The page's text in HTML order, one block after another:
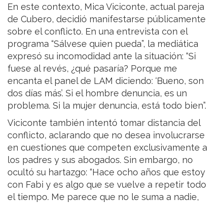
En este contexto, Mica Viciconte, actual pareja
de Cubero, decidió manifestarse públicamente
sobre el conflicto. En una entrevista con el
programa “Sálvese quien pueda”, la mediática
expresó su incomodidad ante la situación: “Si
fuese al revés, ¿qué pasaría? Porque me
encanta el panel de LAM diciendo: ‘Bueno, son
dos días más’. Si el hombre denuncia, es un
problema. Si la mujer denuncia, está todo bien”.
Viciconte también intentó tomar distancia del
conflicto, aclarando que no desea involucrarse
en cuestiones que competen exclusivamente a
los padres y sus abogados. Sin embargo, no
ocultó su hartazgo: “Hace ocho años que estoy
con Fabi y es algo que se vuelve a repetir todo
el tiempo. Me parece que no le suma a nadie,